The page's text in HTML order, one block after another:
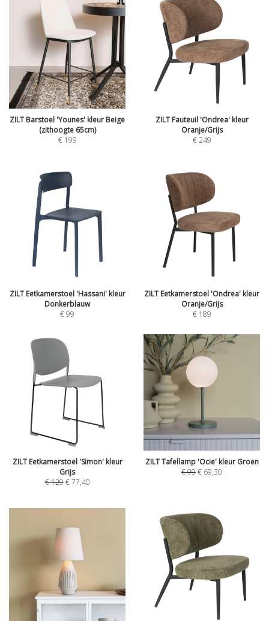
ZILT Barstoel 'Younes' kleur Beige
(zithoogte 65cm)
€ 199
ZILT Fauteuil 'Ondrea' kleur
Oranje/Grijs
€249
ZILT Eetkamerstoel 'Hassani' kleur
Donkerblauw
€99
ZILT Eetkamerstoel 'Ondrea' kleur
Oranje/Grijs
€ 189
ZILT Eetkamerstoel 'Simon' kleur
Grijs
€129 €77,40
ZILT Tafellamp 'Ocie' kleur Groen
€99€ 69,30